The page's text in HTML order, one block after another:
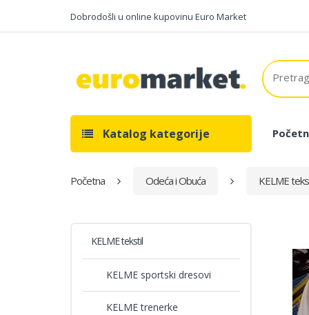
Dobrodošli u online kupovinu Euro Market
Katalog kategorije
Početna Odeća i Obuća KELME
KELME tekstil
KELME sportski dresovi
KELME trenerke